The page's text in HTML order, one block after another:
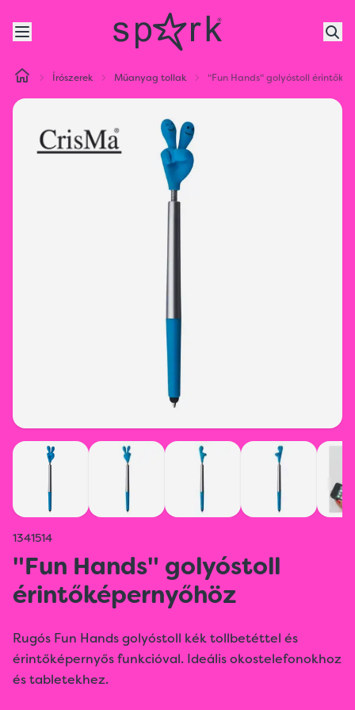
Írószerek Műanyag tollak "Fun Hands" golyóstoll
1341514
"Fun Hands" golyóstoll
érintőképernyőhöz
Rugós Fun Hands golyóstoll kék tollbetéttel és
érintőképernyős funkcióval. Ideális okostelefonokhoz
és tabletekhez.